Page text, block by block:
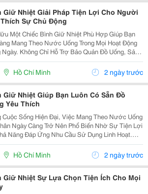
Giữ Nhiệt Giải Pháp Tiện Lợi Cho Người
Sự Chủ Động
Một Chiếc Bình Giữ Nhiệt Phù Hợp Giúp Bạn
Mang Theo Nước Uống Trong Mọi Hoạt Động
Ngày. Không Chỉ Hỗ Trợ Bảo Quản Đồ Uống, Sản
Còn Giúp Bạn Hình Thành Thói Quen Sử Dụng
Cá Nhân Và Chủ Động Hơn Trong Việc Chuẩn Bị
Hồ Chí Minh 2 ngày trước
Giữ Nhiệt Giúp Bạn Luôn Có Sẵn Đồ
Yêu Thích
Cuộc Sống Hiện Đại, Việc Mang Theo Nước Uống
Ngày Càng Trở Nên Phổ Biến Nhờ Sự Tiện Lợi
Năng Đáp Ứng Nhu Cầu Sử Dụng Linh Hoạt.
Nhiệt Là Lựa Chọn Phù Hợp Giúp Bạn Dễ
Chuẩn Bị Đồ Uống Từ Nhà Và Mang Theo Khi Đi
Hồ Chí Minh 2 ngày trước
Giữ Nhiệt Sự Lựa Chọn Tiện Ích Cho Mọi